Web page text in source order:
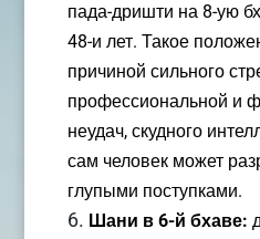
пада-дришти на 8-ую
48-и лет. Такое
причиной сильного
профессиональной и
неудач, скудного
сам человек может
глупыми поступками.
Шани в 6-й бхаве: